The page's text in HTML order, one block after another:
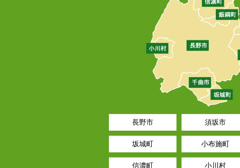
長野市 須坂市
坂城町 小布施町
信濃町 小川村